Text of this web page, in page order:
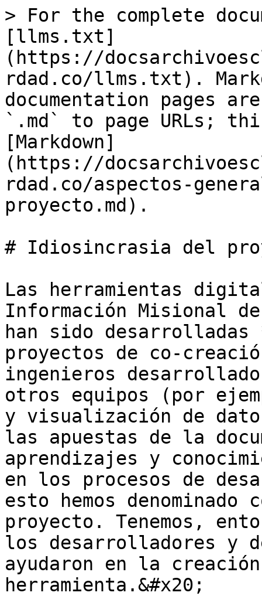
> For the complete
[llms.txt]
(https://
rdad.co/llms.txt).
documentation pages
`.md` to page URLs;
[Markdown]
(https://
rdad.co/aspectos-
proyecto.md).
# Idiosincrasia del
Las herramientas
Información Misional
han sido
proyectos de co-
ingenieros
otros equipos (por
y visualización de
las apuestas de la
aprendizajes y
en los procesos de
esto hemos
proyecto. Tenemos,
los desarrolladores y
ayudaron en la
herramienta.&#x20;